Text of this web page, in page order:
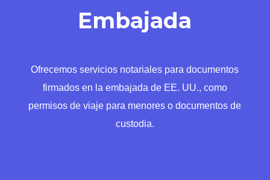
Embajada
Ofrecemos servicios notariales para documentos
firmados en la embajada de EE. UU., como
permisos de viaje para menores o documentos de
custodia.